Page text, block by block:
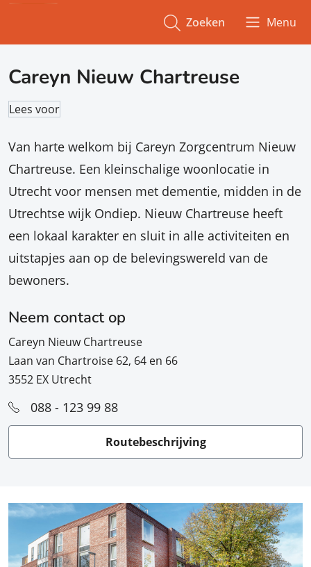
Zoeken Menu
Careyn Nieuw Chartreuse
Lees voor
Van harte welkom bij Careyn Zorgcentrum Nieuw
Chartreuse. Een kleinschalige woonlocatie in
Utrecht voor mensen met dementie, midden in de
Utrechtse wijk Ondiep. Nieuw Chartreuse heeft
een lokaal karakter en sluit in alle activiteiten en
uitstapjes aan op de belevingswereld van de
bewoners.
Neem contact op
Careyn Nieuw Chartreuse
Laan van Chartroise 62, 64 en 66
3552 EX Utrecht
088 - 123 99 88
Routebeschrijving